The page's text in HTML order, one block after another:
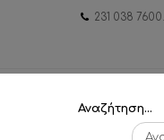
231 038 7600.
Αναζήτηση...